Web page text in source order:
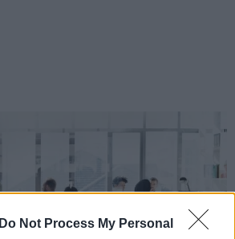
Do Not Process My Personal